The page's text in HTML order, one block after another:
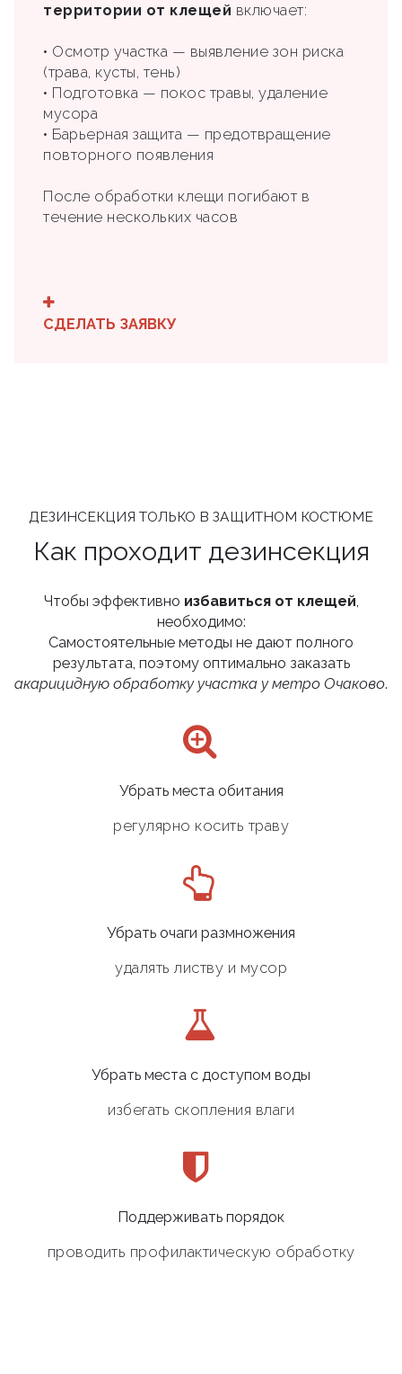
территории от клещей включает:
• Осмотр участка — выявление зон риска
(трава, кусты, тень)
• Подготовка — покос травы, удаление
мусора
• Барьерная защита — предотвращение
повторного появления
После обработки клещи погибают в
течение нескольких часов
СДЕЛАТЬ ЗАЯВКУ
ДЕЗИНСЕКЦИЯ ТОЛЬКО В ЗАЩИТНОМ КОСТЮМЕ
Как проходит дезинсекция
Чтобы эффективно избавиться от клещей,
необходимо:
Самостоятельные методы не дают полного
результата, поэтому оптимально заказать
акарицидную обработку участка у метро Очаково.
Убрать места обитания
регулярно косить траву
Убрать очаги размножения
удалять листву и мусор
Убрать места с доступом воды
избегать скопления влаги
Поддерживать порядок
проводить профилактическую обработку